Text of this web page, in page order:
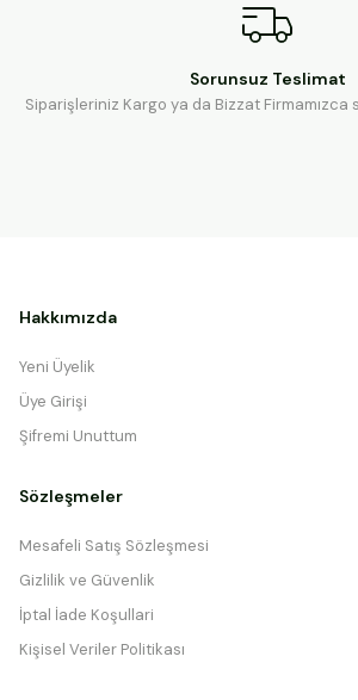
Sorunsuz Teslimat
Siparişleriniz Kargo ya da Bizzat Firmamızca
Hakkımızda
Yeni Üyelik
Üye Girişi
Şifremi Unuttum
Sözleşmeler
Mesafeli Satış Sözleşmesi
Gizlilik ve Güvenlik
İptal İade Koşullari
Kişisel Veriler Politikası